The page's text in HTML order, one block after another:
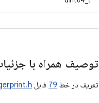
توصیف همراه با
تعریف در خط 79 فایل